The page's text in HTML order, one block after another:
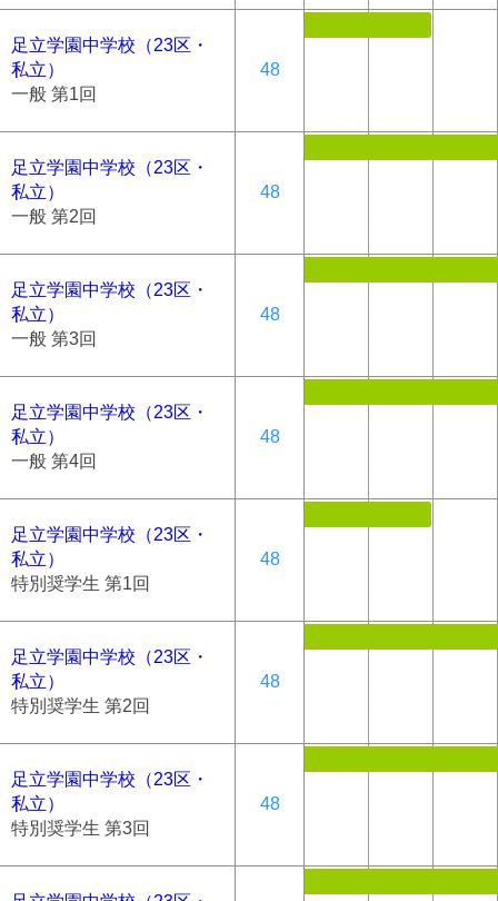
足立学園中学校（23区・
私立）
一般 第1回
48
足立学園中学校（23区・
私立）
一般 第2回
48
足立学園中学校（23区・
私立）
一般 第3回
48
足立学園中学校（23区・
私立）
一般 第4回
48
足立学園中学校（23区・
私立）
特別奨学生 第1回
48
足立学園中学校（23区・
私立）
特別奨学生 第2回
48
足立学園中学校（23区・
私立）
特別奨学生 第3回
48